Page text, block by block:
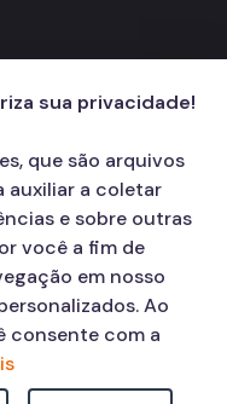
sua privacidade!
que são arquivos
auxiliar a coletar
e sobre outras
você a fim de
em nosso
Ao
consente com a